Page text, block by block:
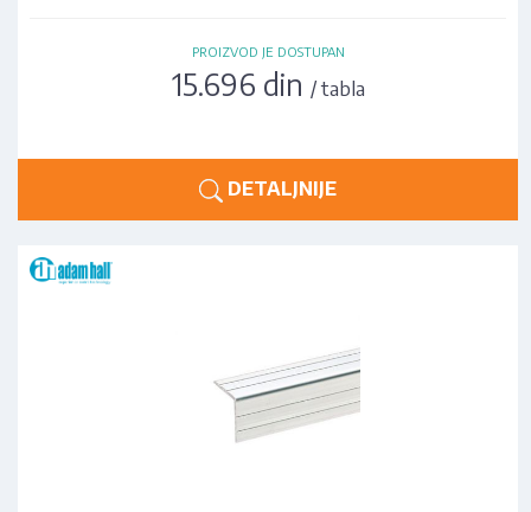
PROIZVOD JE DOSTUPAN
15.696 din / tabla
DETALJNIJE